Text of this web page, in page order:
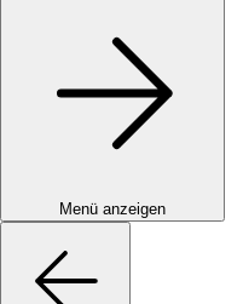
Menü anzeigen